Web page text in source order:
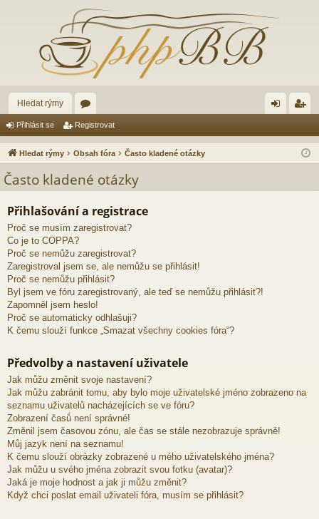
Hledat rýmy
ór
a lá
se
ist
va
Přihlásit se Registrovat
Hledat rýmy Obsah fóra Často kladené otázky
Často kladené otázky
Přihlašování a registrace
Proč se musím zaregistrovat?
Co je to COPPA?
Proč se nemůžu zaregistrovat?
Zaregistroval jsem se, ale nemůžu se přihlásit!
Proč se nemůžu přihlásit?
Byl jsem ve fóru zaregistrovaný, ale teď se nemůžu přihlásit?!
Zapomněl jsem heslo!
Proč se automaticky odhlašuji?
K čemu slouží funkce „Smazat všechny cookies fóra“?
Předvolby a nastavení uživatele
Jak můžu změnit svoje nastavení?
Jak můžu zabránit tomu, aby bylo moje uživatelské jméno zobrazeno na
seznamu uživatelů nacházejících se ve fóru?
Zobrazení časů není správné!
Změnil jsem časovou zónu, ale čas se stále nezobrazuje správně!
Můj jazyk není na seznamu!
K čemu slouží obrázky zobrazené u mého uživatelského jména?
Jak můžu u svého jména zobrazit svou fotku (avatar)?
Jaká je moje hodnost a jak ji můžu změnit?
Když chci poslat email uživateli fóra, musím se přihlásit?